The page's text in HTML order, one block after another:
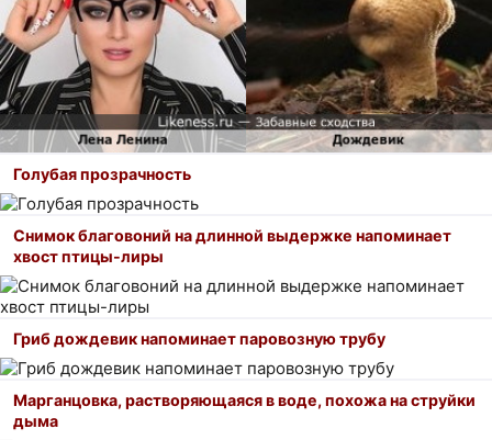
Голубая прозрачность
Снимок благовоний на длинной выдержке напоминает
хвост птицы-лиры
Гриб дождевик напоминает паровозную трубу
Марганцовка, растворяющаяся в воде, похожа на струйки
дыма